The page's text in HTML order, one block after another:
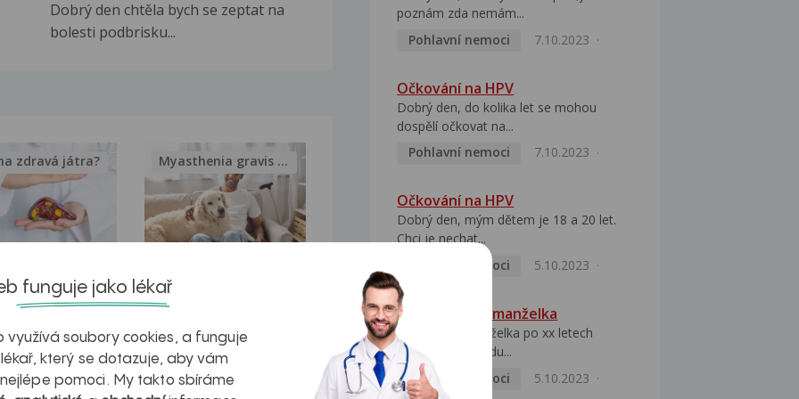
Dobrý den chtěla bych se zeptat na
bolesti podbrisku...
zdravá játra?
Inovativní
myastenie –
naděje pro ty,
Myasthenia gravis – vše, co...
poznám zda nemám...
Pohlavní nemoci
7.10.2023
Očkování na HPV
Dobrý den, do kolika let se mohou
dospělí očkovat na...
Pohlavní nemoci
7.10.2023
Očkování na HPV
Dobrý den, mým dětem je 18 a 20 let.
Chci je nechat...
Pohlavní nemoci
5.10.2023
HPV pozitivní manželka
Dobrý den, manželka po xx letech
přivezla z Východu...
Pohlavní nemoci
5.10.2023
funguje jako lékař
využívá soubory cookies, a funguje
který se dotazuje, aby vám
pomoci. My takto sbíráme